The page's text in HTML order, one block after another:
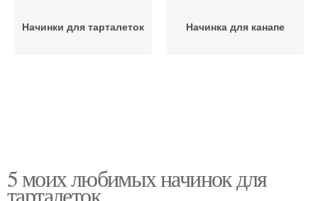
Начинки для тарталеток Начинка для канапе
5 моих любимых начинок для